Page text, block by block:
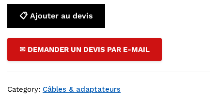
📋 Ajouter au devis
✉ DEMANDER UN DEVIS PAR E-MAIL
Category: Câbles & adaptateurs